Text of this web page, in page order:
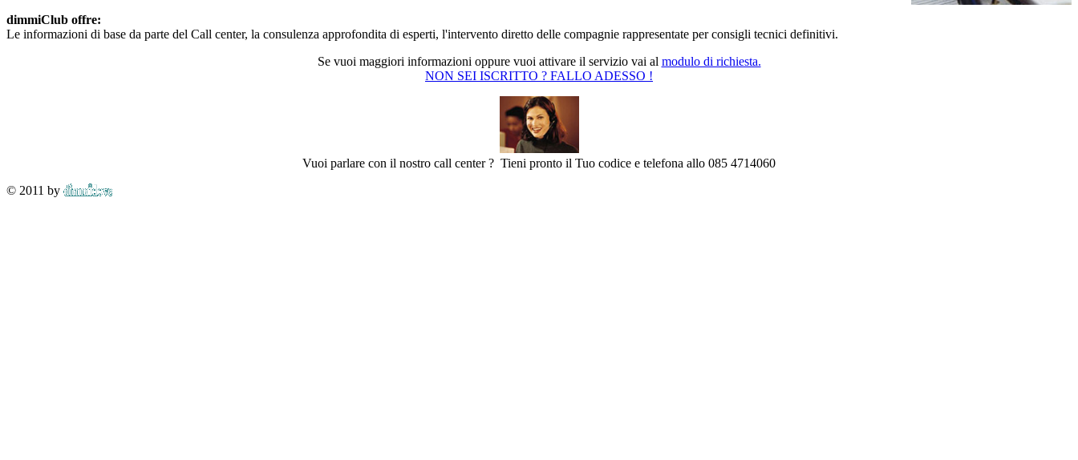
dimmiClub offre:
Le informazioni di base da parte del Call center, la consulenza approfondita di esperti, l'intervento diretto delle compagnie rappresentate per consigli tecnici definitivi.
Se vuoi maggiori informazioni oppure vuoi attivare il servizio vai al modulo di richiesta.
NON SEI ISCRITTO ? FALLO ADESSO !
Vuoi parlare con il nostro call center ? Tieni pronto il Tuo codice e telefona allo 085 4714060
© 2011 by